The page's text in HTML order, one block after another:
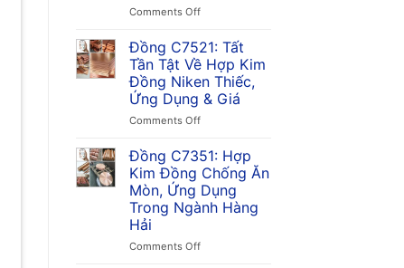
Comments Offon
C7701:
Đặc
Tính,
Ứng
Dụng,
Ưu
&
So
Sánh
Trong
Công
Đồng C7521: Tất
Tần Tật Về Hợp Kim
Đồng Niken Thiếc,
Ứng Dụng & Giá
Comments Offon
C7521:
Tất
Tần
Tật
Về
Kim
Đồng C7351: Hợp
Kim Đồng Chống Ăn
Mòn, Ứng Dụng
Trong Ngành Hàng
Hải
Comments Offon